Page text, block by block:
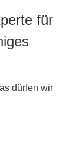
für
dürfen wir